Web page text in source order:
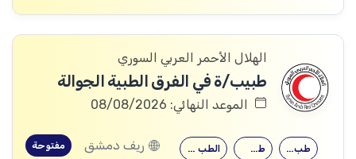
الهلال الأحمر العربي السوري
طبيب/ة في الفرق الطبية الجوالة
الموعد النهائي: 08/08/2026
الطب البشري… طب داخلي طب نسائية ريف دمشق مفتوحة